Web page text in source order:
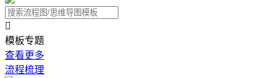

模板专题
查看更多
流程梳理